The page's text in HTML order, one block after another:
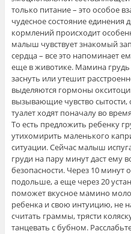
только питание – это особое
чудесное состояние
кормлений происходит
малыш чувствует знакомый
сердца – все это напоминает
еще в животике. Мамина
заснуть или утешит
выделяются гормоны
вызывающие чувство сытости,
туалет ходят поначалу во
То есть предложить ребенку
утихомирить маленького
ситуации. Сейчас малыш
груди на пару минут даст ему
безопасности. Через 10 минут
подольше, а еще через 20
поможет вкусное мамино
ребенка и свою интуицию, не
считать граммы, трясти
танцевать с бубном.